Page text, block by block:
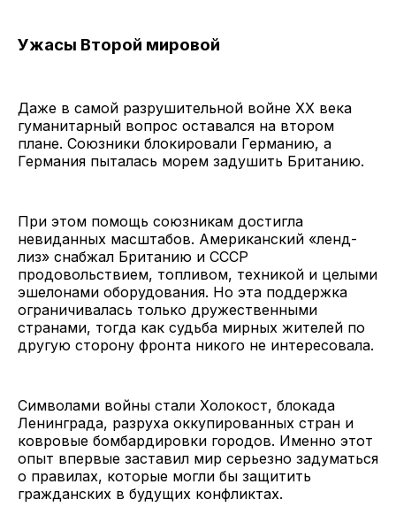
Ужасы Второй мировой
Даже в самой разрушительной войне XX века
гуманитарный вопрос оставался на втором
плане. Союзники блокировали Германию, а
Германия пыталась морем задушить Британию.
При этом помощь союзникам достигла
невиданных масштабов. Американский «ленд-
лиз» снабжал Британию и СССР
продовольствием, топливом, техникой и целыми
эшелонами оборудования. Но эта поддержка
ограничивалась только дружественными
странами, тогда как судьба мирных жителей по
другую сторону фронта никого не интересовала.
Символами войны стали Холокост, блокада
Ленинграда, разруха оккупированных стран и
ковровые бомбардировки городов. Именно этот
опыт впервые заставил мир серьезно задуматься
о правилах, которые могли бы защитить
гражданских в будущих конфликтах.